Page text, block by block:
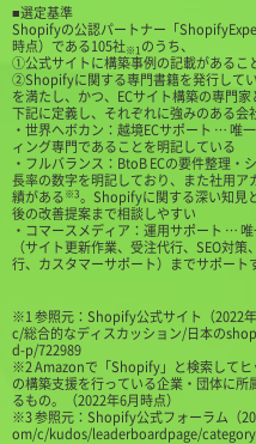
■選定基準
Shopifyの公認パートナー「
時点）である105社※1 のうち、
①公式サイトに構築事例の記載があるこ
②Shopifyに関する専門書籍を発行して
を満たし、かつ、ECサイト構築の専門
下記に定義し、それぞれに強みのある会
・世界へボカン：越境ECサポート … 唯
ィング専門であることを明記している
・フルバランス：BtoB ECの要件整理
長率の数字を明記しており、また社用
績がある※3。Shopifyに関する深い知見
後の改善提案まで相談しやすい
・コマースメディア：運用サポート …
（サイト更新作業、受注代行、SEO対
行、カスタマーサポート）までサポート
※1 参照元：Shopify公式サイト（2022年
c/総合的なディスカッション/日本の
d-p/722989
※2 Amazonで「Shopify」と検索して
の構築支援を行っている企業・団体に
るもの。（2022年6月時点）
※3 参照元：Shopify公式フォーラム（
om/c/kudos/leaderboardpage/